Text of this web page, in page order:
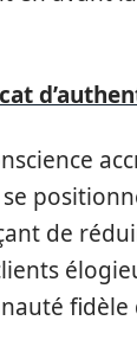
se
de
fidèle